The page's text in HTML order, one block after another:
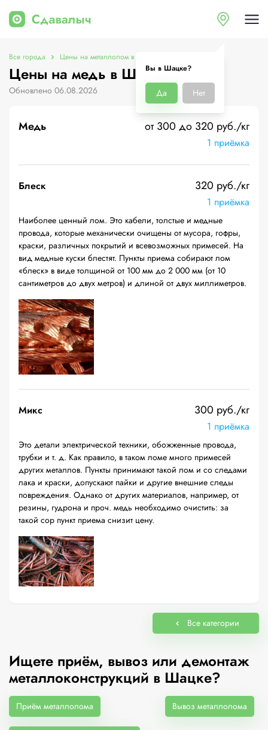
Вы в Шацке?
Да Нет
Все города Цены на металлолом в Шацке
Цены на медь в Шацке
Обновлено 06.08.2026
Медь от 300 до 320 руб./кг
1 приёмка
Блеск 320 руб./кг
1 приёмка
Наиболее ценный лом. Это кабели, толстые и медные
провода, которые механически очищены от мусора, гофры,
краски, различных покрытий и всевозможных примесей. На
вид медные куски блестят. Пункты приема собирают лом
«блеск» в виде толщиной от 100 мм до 2 000 мм (от 10
сантиметров до двух метров) и длиной от двух миллиметров.
Микс 300 руб./кг
1 приёмка
Это детали электрической техники, обожженные провода,
трубки и т. д. Как правило, в таком ломе много примесей
других металлов. Пункты принимают такой лом и со следами
лака и краски, допускают пайки и другие внешние следы
повреждения. Однако от других материалов, например, от
резины, гудрона и проч. медь необходимо очистить: за
такой сор пункт приема снизит цену.
Все категории
Ищете приём, вывоз или демонтаж
металлоконструкций в Шацке?
Приём металлолома Вывоз металлолома